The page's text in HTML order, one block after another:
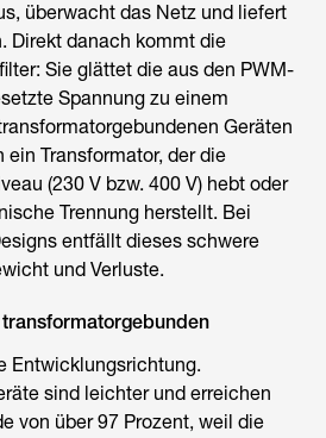
überwacht das Netz und liefert
Direkt danach kommt die
Sie glättet die aus den PWM-
Spannung zu einem
Geräten
Transformator, der die
(230 V bzw. 400 V) hebt oder
Trennung herstellt. Bei
entfällt dieses schwere
und Verluste.
Entwicklungsrichtung.
sind leichter und erreichen
von über 97 Prozent, weil die